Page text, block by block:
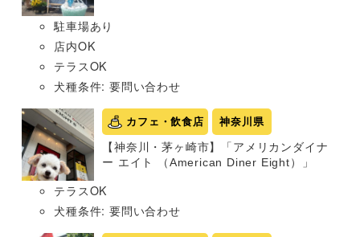
駐車場あり
店内OK
テラスOK
犬種条件: 要問い合わせ
カフェ・飲食店 神奈川県
【神奈川・茅ヶ崎市】「アメリカンダイナ
ー エイト （American Diner Eight）」
テラスOK
犬種条件: 要問い合わせ